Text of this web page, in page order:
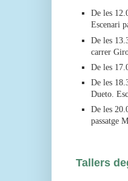
De les
Escenari
De les
carrer
De les
De les
Dueto.
De les
passatge
Tallers